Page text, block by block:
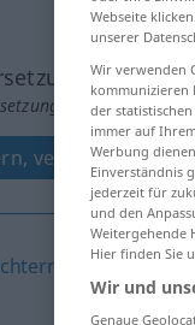
anklicken/
verlegen
Webseite
unserer
Wir verwenden
kommunizieren
der
immer auf
Werbung
Einverständnis
jederzeit für
und den
Weitergehende
Hier finden Sie
Wir und
Genaue